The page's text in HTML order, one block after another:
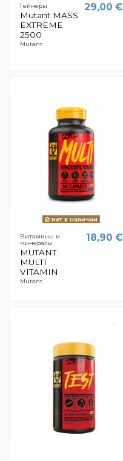
Гейнеры
Mutant MASS
EXTREME
2500
Mutant
29,00 €
Нет в наличии
Витамины и
минералы
MUTANT
MULTI
VITAMIN
Mutant
18,90 €